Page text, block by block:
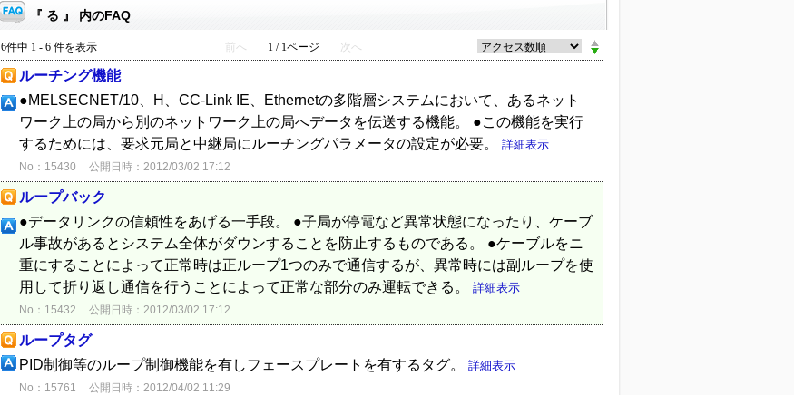
『 る 』 内のFAQ
6件中 1 - 6 件を表示 前へ 1 / 1ページ 次へ
ルーチング機能
●MELSECNET/10、H、CC-Link IE、Ethernetの多階層システムにおいて、あるネット
ワーク上の局から別のネットワーク上の局へデータを伝送する機能。 ●この機能を実行
するためには、要求元局と中継局にルーチングパラメータの設定が必要。 詳細表示
No：15430 公開日時：2012/03/02 17:12
ループバック
●データリンクの信頼性をあげる一手段。 ●子局が停電など異常状態になったり、ケーブ
ル事故があるとシステム全体がダウンすることを防止するものである。 ●ケーブルをニ
重にすることによって正常時は正ループ1つのみで通信するが、異常時には副ループを使
用して折り返し通信を行うことによって正常な部分のみ運転できる。 詳細表示
No：15432 公開日時：2012/03/02 17:12
ループタグ
PID制御等のループ制御機能を有しフェースプレートを有するタグ。 詳細表示
No：15761 公開日時：2012/04/02 11:29